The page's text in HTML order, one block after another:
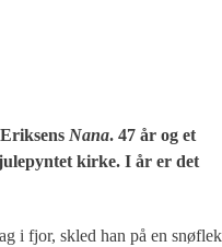
Nana. 47 år og et
kirke. I år er det
i fjor, skled han på en